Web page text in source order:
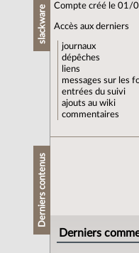
slackware Compte créé le 01/
Accès aux derniers
journaux
dépêches
liens
messages sur les
entrées du suivi
ajouts au wiki
commentaires
Derniers contenus
Derniers